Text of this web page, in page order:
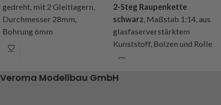
gedreht, mit 2 Gleitlagern,
Durchmesser 28mm,
Bohrung 6mm
Art.Nr. 295256
2-Steg Raupenkette
schwarz, Maßstab 1:14, aus
glasfaserverstärktem
Kunststoff, Bolzen und Rolle
aus Stahl, schwarz oxidiert,
Gesamtlänge 154mm,
Veroma Modellbau GmbH